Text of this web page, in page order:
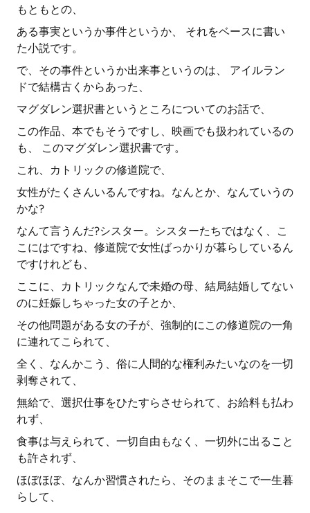
もともとの、
ある事実というか事件というか、 それをベースに書い
た小説です。
で、その事件というか出来事というのは、 アイルラン
ドで結構古くからあった、
マグダレン選択書というところについてのお話で、
この作品、本でもそうですし、映画でも扱われているの
も、 このマグダレン選択書です。
これ、カトリックの修道院で、
女性がたくさんいるんですね。なんとか、なんていうの
かな?
なんて言うんだ?シスター。シスターたちではなく、こ
こにはですね、修道院で女性ばっかりが暮らしているん
ですけれども、
ここに、カトリックなんで未婚の母、結局結婚してない
のに妊娠しちゃった女の子とか、
その他問題がある女の子が、強制的にこの修道院の一角
に連れてこられて、
全く、なんかこう、俗に人間的な権利みたいなのを一切
剥奪されて、
無給で、選択仕事をひたすらさせられて、お給料も払わ
れず、
食事は与えられて、一切自由もなく、一切外に出ること
も許されず、
ほぼほぼ、なんか習慣されたら、そのままそこで一生暮
らして、